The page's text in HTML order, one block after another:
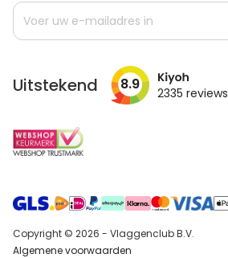
Abonneer
op
Uitstekend 8.9 2335 reviews
Copyright © 2026 - Vlaggenclub B.V.
Algemene voorwaarden